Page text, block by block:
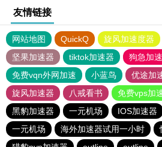
友情链接
网站地图 QuickQ 旋风加速度器
坚果加速器
tiktok加速器
狗急加
免费vqn外网加速
小蓝鸟 优途加
旋风加速器
八戒看书
免费vps加
黑豹加速器
一元机场 IOS加速器
一元机场
海外加速器试用一小时